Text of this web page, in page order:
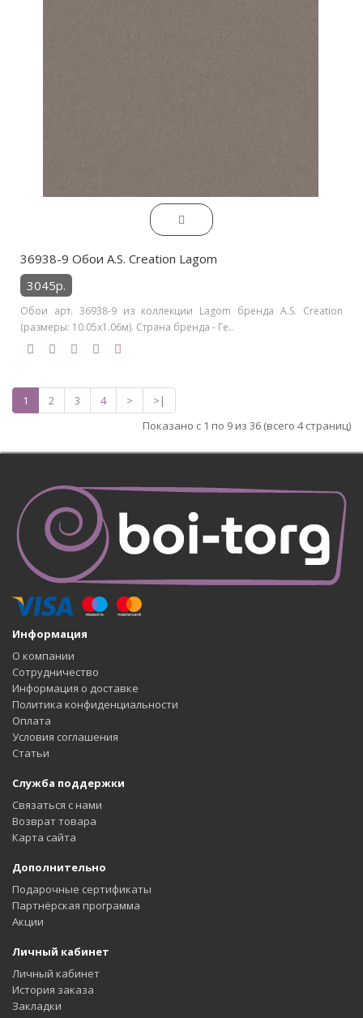
36938-9 Обои A.S. Creation Lagom
3045р.
Обои арт. 36938-9 из коллекции Lagom бренда A.S. Creation
(размеры: 10.05х1.06м). Страна бренда - Ге..
1 2 3 4 >
>|
Показано с 1 по 9 из 36 (всего 4 страниц)
Информация
О компании
Сотрудничество
Информация о доставке
Политика конфиденциальности
Оплата
Условия соглашения
Статьи
Служба поддержки
Связаться с нами
Возврат товара
Карта сайта
Дополнительно
Подарочные сертификаты
Партнёрская программа
Акции
Личный кабинет
Личный кабинет
История заказа
Закладки